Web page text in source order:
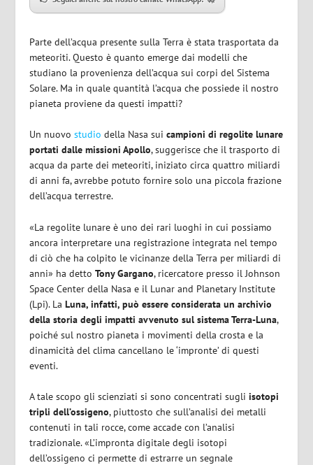
Parte dell’acqua presente sulla Terra è stata trasportata da
meteoriti. Questo è quanto emerge dai modelli che
studiano la provenienza dell’acqua sui corpi del Sistema
Solare. Ma in quale quantità l’acqua che possiede il nostro
pianeta proviene da questi impatti?
Un nuovostudio della Nasa suicampioni di regolite lunare
portati dalle missioni Apollo, suggerisce che il trasporto di
acqua da parte dei meteoriti, iniziato circa quattro miliardi
di anni fa, avrebbe potuto fornire solo una piccola frazione
dell’acqua terrestre.
«La regolite lunare è uno dei rari luoghi in cui possiamo
ancora interpretare una registrazione integrata nel tempo
di ciò che ha colpito le vicinanze della Terra per miliardi di
anni» ha dettoTony Gargano, ricercatore presso il Johnson
Space Center della Nasa e il Lunar and Planetary Institute
(Lpi). LaLuna, infatti, può essere considerata un archivio
della storia degli impatti avvenuto sul sistema Terra-Luna,
poiché sul nostro pianeta i movimenti della crosta e la
dinamicità del clima cancellano le ‘impronte’ di questi
eventi.
A tale scopo gli scienziati si sono concentrati sugli isotopi
tripli dell’ossigeno, piuttosto che sull’analisi dei metalli
contenuti in tali rocce, come accade con l’analisi
tradizionale. «L’impronta digitale degli isotopi
dell’ossigeno ci permette di estrarre un segnale